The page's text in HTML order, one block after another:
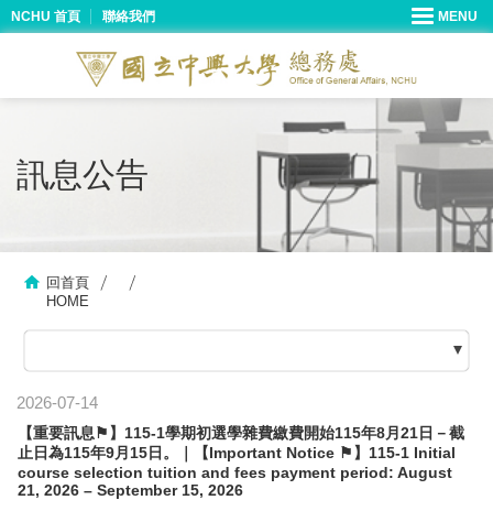
NCHU 首頁 聯絡我們
訊息公告
回首頁
HOME
2026-07-14
【重要訊息⚑】115-1學期初選學雜費繳費開始115年8月21日－截
止日為115年9月15日。｜【Important Notice ⚑】115-1 Initial
course selection tuition and fees payment period: August
21, 2026 – September 15, 2026